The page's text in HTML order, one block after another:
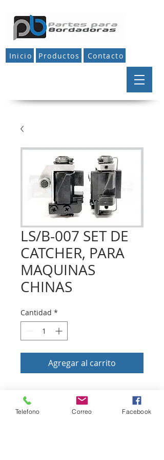
Inicio Productos Contacto
LS/B-007 SET DE
CATCHER, PARA
MAQUINAS
CHINAS
Cantidad *
Agregar al carrito
Volver a tienda
Telefono Correo Facebook